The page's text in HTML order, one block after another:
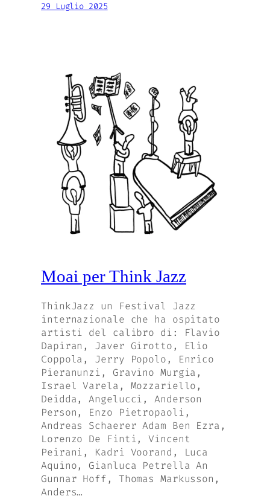
29 Luglio 2025
Moai per Think Jazz
ThinkJazz un Festival Jazz
internazionale che ha ospitato
artisti del calibro di: Flavio
Dapiran, Javer Girotto, Elio
Coppola, Jerry Popolo, Enrico
Pieranunzi, Gravino Murgia,
Israel Varela, Mozzariello,
Deidda, Angelucci, Anderson
Person, Enzo Pietropaoli,
Andreas Schaerer Adam Ben Ezra,
Lorenzo De Finti, Vincent
Peirani, Kadri Voorand, Luca
Aquino, Gianluca Petrella An
Gunnar Hoff, Thomas Markusson,
Anders…